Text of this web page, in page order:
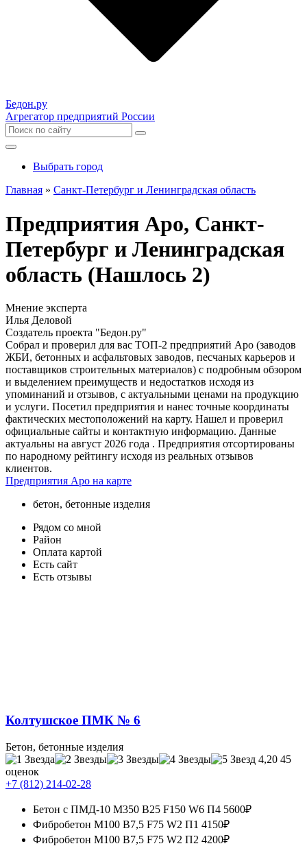
Бедон.ру
Агрегатор предприятий России
Выбрать город
Главная » Санкт-Петербург и Ленинградская область
Предприятия Аро, Санкт-
Петербург и Ленинградская
область (Нашлось 2)
Мнение эксперта
Илья Деловой
Создатель проекта "Бедон.ру"
Собрал и проверил для вас ТОП-2 предприятий Аро (заводов
ЖБИ, бетонных и асфальтовых заводов, песчаных карьеров и
поставщиков строительных материалов) с подробным обзором
и выделением преимуществ и недостатков исходя из
упоминаний и отзывов, с актуальными ценами на продукцию
и услуги. Посетил предприятия и нанес точные координаты
фактических местоположений на карту. Нашел и проверил
официальные сайты и контактную информацию. Данные
актуальны на август 2026 года . Предприятия отсортированы
по народному рейтингу исходя из реальных отзывов
клиентов.
Предприятия Аро на карте
бетон, бетонные изделия
Рядом со мной
Район
Оплата картой
Есть сайт
Есть отзывы
Колтушское ПМК № 6
Бетон, бетонные изделия
4,20 45
оценок
+7 (812) 214-02-28
Бетон с ПМД-10 М350 B25 F150 W6 П4 5600₽
Фибробетон М100 B7,5 F75 W2 П1 4150₽
Фибробетон М100 B7,5 F75 W2 П2 4200₽